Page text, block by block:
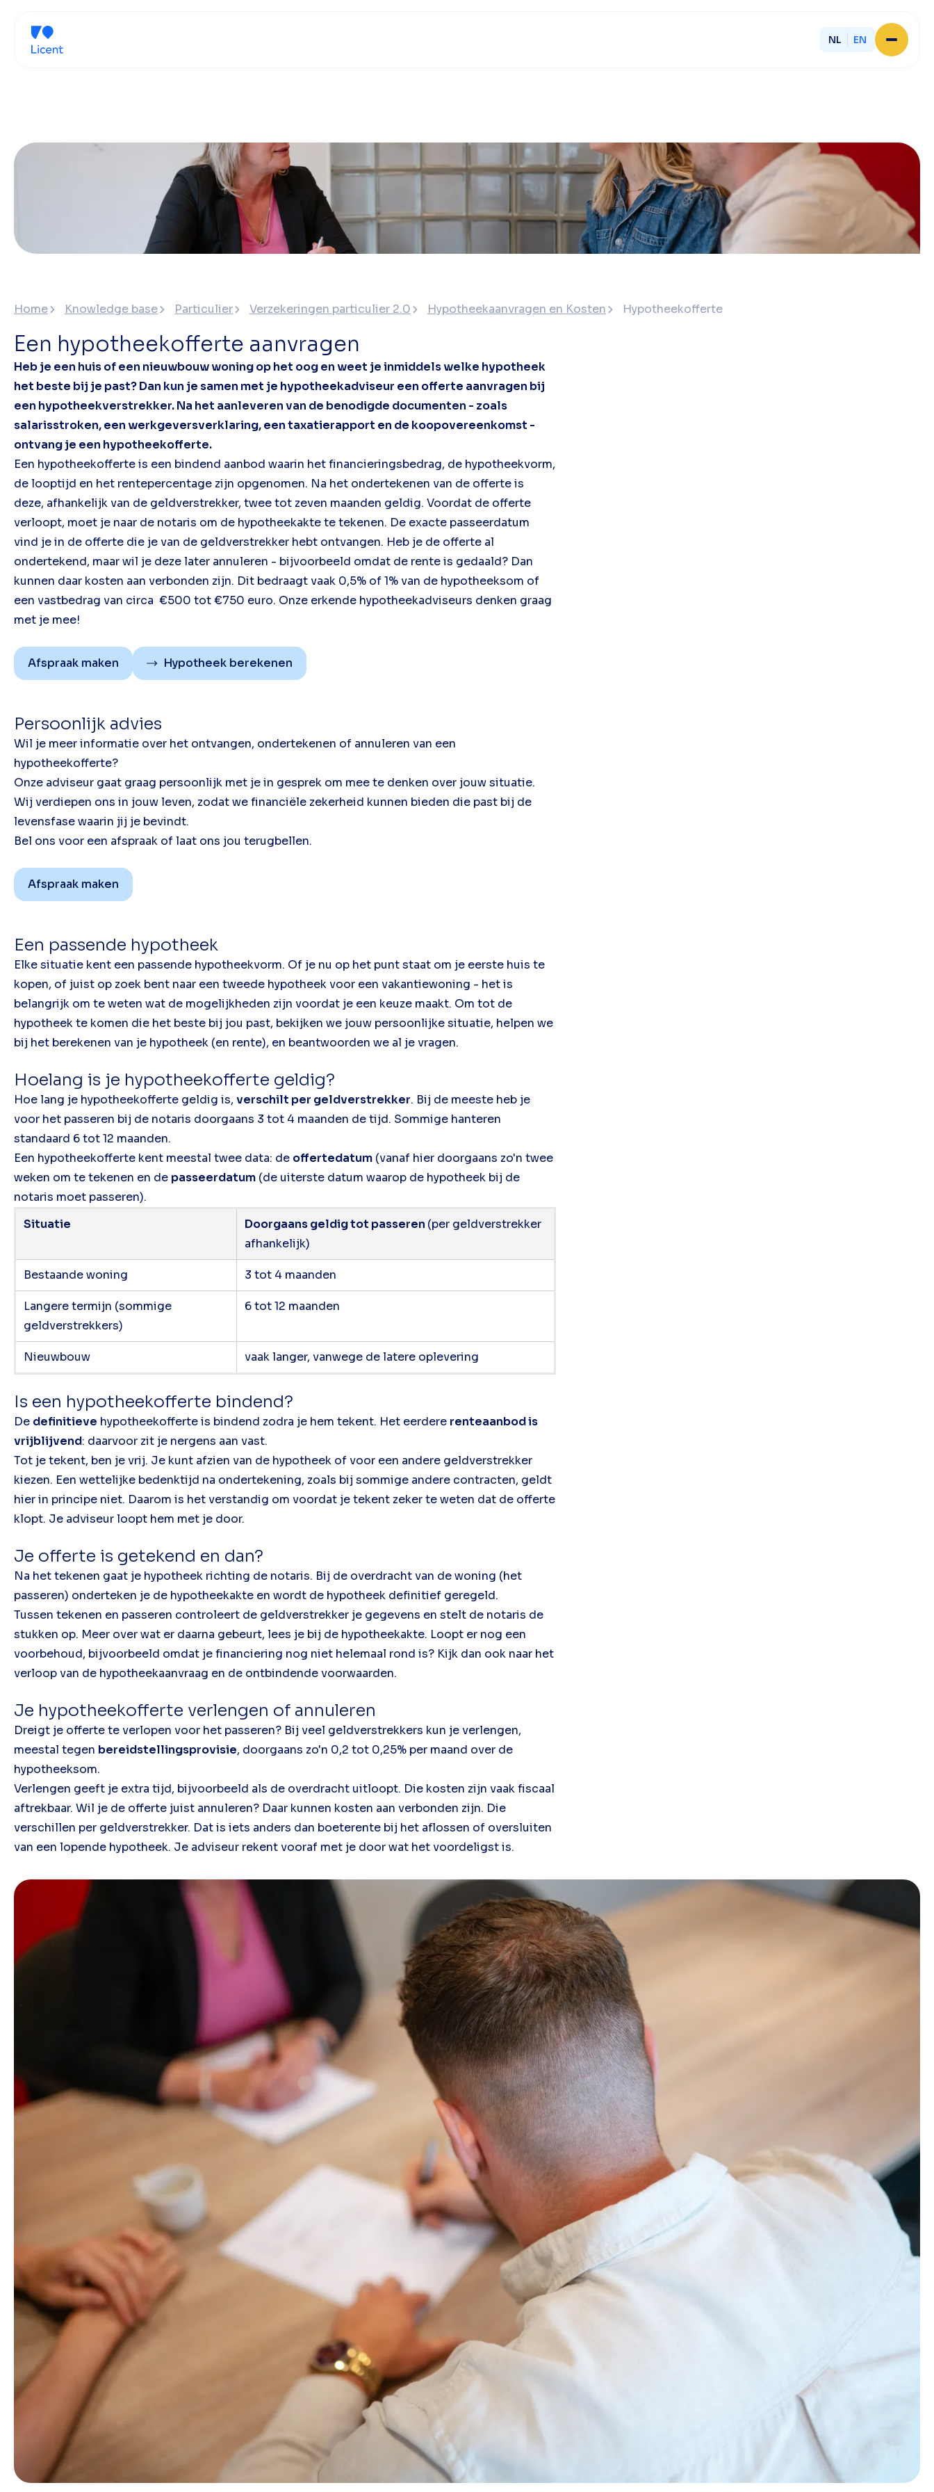
NL EN
Partner with Licent
Our entrepreneurs
Working at Licent
Our people
Home Knowledge base Particulier Verzekeringen particulier 2.0 Hypotheekaanvragen en Kosten Hypotheekofferte
Een hypotheekofferte aanvragen
Heb je een huis of een nieuwbouw woning op het oog en weet je inmiddels welke hypotheek
het beste bij je past? Dan kun je samen met je hypotheekadviseur een offerte aanvragen bij
een hypotheekverstrekker. Na het aanleveren van de benodigde documenten - zoals
salarisstroken, een werkgeversverklaring, een taxatierapport en de koopovereenkomst -
ontvang je een hypotheekofferte.
Een hypotheekofferte is een bindend aanbod waarin het financieringsbedrag, de hypotheekvorm,
de looptijd en het rentepercentage zijn opgenomen. Na het ondertekenen van de offerte is
deze, afhankelijk van de geldverstrekker, twee tot zeven maanden geldig. Voordat de offerte
verloopt, moet je naar de notaris om de hypotheekakte te tekenen. De exacte passeerdatum
vind je in de offerte die je van de geldverstrekker hebt ontvangen. Heb je de offerte al
ondertekend, maar wil je deze later annuleren - bijvoorbeeld omdat de rente is gedaald? Dan
kunnen daar kosten aan verbonden zijn. Dit bedraagt vaak 0,5% of 1% van de hypotheeksom of
een vastbedrag van circa €500 tot €750 euro. Onze erkende hypotheekadviseurs denken graag
met je mee!
Afspraak maken Hypotheek berekenen
Persoonlijk advies
Wil je meer informatie over het ontvangen, ondertekenen of annuleren van een
hypotheekofferte?
Onze adviseur gaat graag persoonlijk met je in gesprek om mee te denken over jouw situatie.
Wij verdiepen ons in jouw leven, zodat we financiële zekerheid kunnen bieden die past bij de
levensfase waarin jij je bevindt.
Bel ons voor een afspraak of laat ons jou terugbellen.
Afspraak maken
Een passende hypotheek
Elke situatie kent een passende hypotheekvorm. Of je nu op het punt staat om je eerste huis te
kopen, of juist op zoek bent naar een tweede hypotheek voor een vakantiewoning - het is
belangrijk om te weten wat de mogelijkheden zijn voordat je een keuze maakt. Om tot de
hypotheek te komen die het beste bij jou past, bekijken we jouw persoonlijke situatie, helpen we
bij het berekenen van je hypotheek (en rente), en beantwoorden we al je vragen.
Hoelang is je hypotheekofferte geldig?
Hoe lang je hypotheekofferte geldig is, verschilt per geldverstrekker. Bij de meeste heb je
voor het passeren bij de notaris doorgaans 3 tot 4 maanden de tijd. Sommige hanteren
standaard 6 tot 12 maanden.
Een hypotheekofferte kent meestal twee data: de offertedatum (vanaf hier doorgaans zo'n twee
weken om te tekenen en de passeerdatum (de uiterste datum waarop de hypotheek bij de
notaris moet passeren).
Situatie
Doorgaans geldig tot passeren (per geldverstrekker
afhankelijk)
Bestaande woning 3 tot 4 maanden
Langere termijn (sommige
geldverstrekkers)
6 tot 12 maanden
Nieuwbouw vaak langer, vanwege de latere oplevering
Is een hypotheekofferte bindend?
De definitieve hypotheekofferte is bindend zodra je hem tekent. Het eerdere renteaanbod is
vrijblijvend: daarvoor zit je nergens aan vast.
Tot je tekent, ben je vrij. Je kunt afzien van de hypotheek of voor een andere geldverstrekker
kiezen. Een wettelijke bedenktijd na ondertekening, zoals bij sommige andere contracten, geldt
hier in principe niet. Daarom is het verstandig om voordat je tekent zeker te weten dat de offerte
klopt. Je adviseur loopt hem met je door.
Je offerte is getekend en dan?
Na het tekenen gaat je hypotheek richting de notaris. Bij de overdracht van de woning (het
passeren) onderteken je de hypotheekakte en wordt de hypotheek definitief geregeld.
Tussen tekenen en passeren controleert de geldverstrekker je gegevens en stelt de notaris de
stukken op. Meer over wat er daarna gebeurt, lees je bij de hypotheekakte. Loopt er nog een
voorbehoud, bijvoorbeeld omdat je financiering nog niet helemaal rond is? Kijk dan ook naar het
verloop van de hypotheekaanvraag en de ontbindende voorwaarden.
Je hypotheekofferte verlengen of annuleren
Dreigt je offerte te verlopen voor het passeren? Bij veel geldverstrekkers kun je verlengen,
meestal tegen bereidstellingsprovisie, doorgaans zo'n 0,2 tot 0,25% per maand over de
hypotheeksom.
Verlengen geeft je extra tijd, bijvoorbeeld als de overdracht uitloopt. Die kosten zijn vaak fiscaal
aftrekbaar. Wil je de offerte juist annuleren? Daar kunnen kosten aan verbonden zijn. Die
verschillen per geldverstrekker. Dat is iets anders dan boeterente bij het aflossen of oversluiten
van een lopende hypotheek. Je adviseur rekent vooraf met je door wat het voordeligst is.